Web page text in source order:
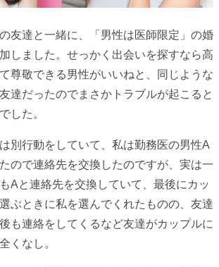
友達と一緒に、「男性は医師限定」の婚
しました。せっかく出会いを探すなら高
尊敬できる男性がいいねと、同じような
達だったのでまさかトラブルが起こると
した。
別行動をしていて、私は勤務医の男性A
ので連絡先を交換したのですが、実は一
Aと連絡先を交換していて、最後にカッ
ぶときに私を選んでくれたものの、友達
も連絡をしてくるなど友達がカップルに
くなし。